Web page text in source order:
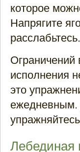
которое
Напрягите
расслабьтесь.
Ограничений
исполнения
это
ежедневным.
Лебединая